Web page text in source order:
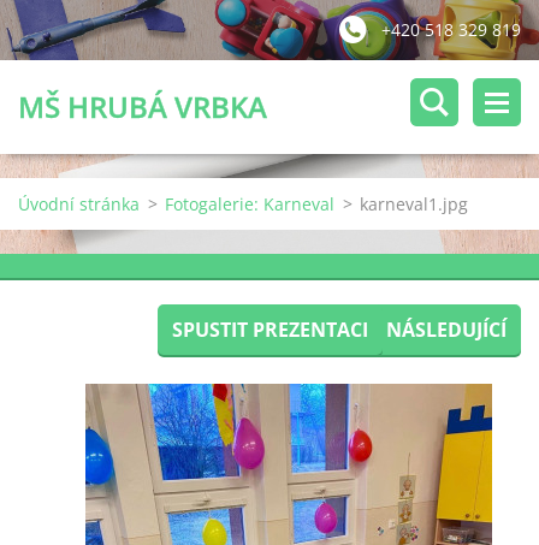
+420 518 329 819
MŠ HRUBÁ VRBKA
Úvodní stránka > Fotogalerie: Karneval > karneval1.jpg
SPUSTIT PREZENTACI NÁSLEDUJÍCÍ